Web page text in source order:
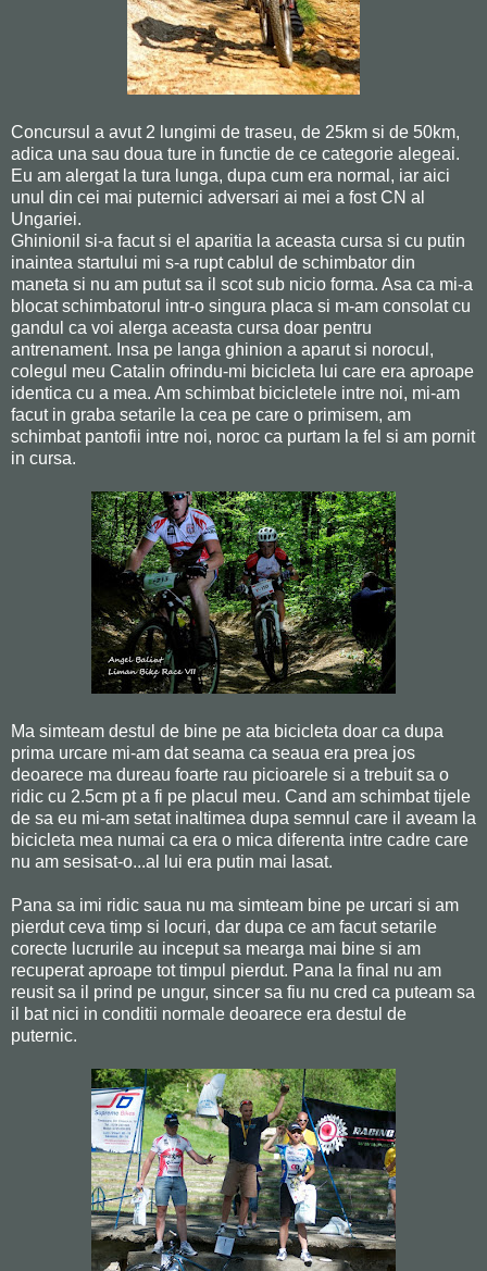
Concursul a avut 2 lungimi de traseu, de 25km si de 50km,
adica una sau doua ture in functie de ce categorie alegeai.
Eu am alergat la tura lunga, dupa cum era normal, iar aici
unul din cei mai puternici adversari ai mei a fost CN al
Ungariei.
Ghinionil si-a facut si el aparitia la aceasta cursa si cu putin
inaintea startului mi s-a rupt cablul de schimbator din
maneta si nu am putut sa il scot sub nicio forma. Asa ca mi-a
blocat schimbatorul intr-o singura placa si m-am consolat cu
gandul ca voi alerga aceasta cursa doar pentru
antrenament. Insa pe langa ghinion a aparut si norocul,
colegul meu Catalin ofrindu-mi bicicleta lui care era aproape
identica cu a mea. Am schimbat bicicletele intre noi, mi-am
facut in graba setarile la cea pe care o primisem, am
schimbat pantofii intre noi, noroc ca purtam la fel si am pornit
in cursa.
Ma simteam destul de bine pe ata bicicleta doar ca dupa
prima urcare mi-am dat seama ca seaua era prea jos
deoarece ma dureau foarte rau picioarele si a trebuit sa o
ridic cu 2.5cm pt a fi pe placul meu. Cand am schimbat tijele
de sa eu mi-am setat inaltimea dupa semnul care il aveam la
bicicleta mea numai ca era o mica diferenta intre cadre care
nu am sesisat-o...al lui era putin mai lasat.
Pana sa imi ridic saua nu ma simteam bine pe urcari si am
pierdut ceva timp si locuri, dar dupa ce am facut setarile
corecte lucrurile au inceput sa mearga mai bine si am
recuperat aproape tot timpul pierdut. Pana la final nu am
reusit sa il prind pe ungur, sincer sa fiu nu cred ca puteam sa
il bat nici in conditii normale deoarece era destul de
puternic.